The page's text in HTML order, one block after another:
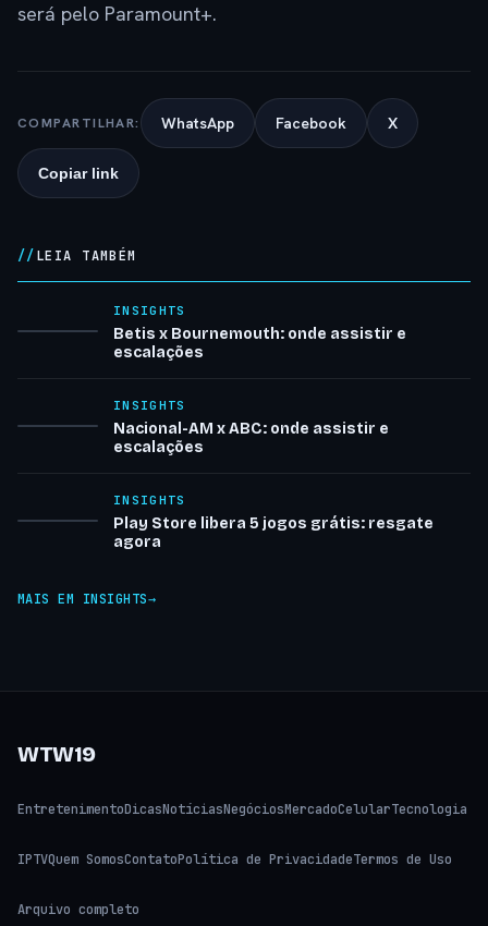
será pelo Paramount+.
COMPARTILHAR: WhatsApp Facebook X
Copiar link
LEIA TAMBÉM
INSIGHTS
Betis x Bournemouth: onde assistir e
escalações
INSIGHTS
Nacional-AM x ABC: onde assistir e
escalações
INSIGHTS
Play Store libera 5 jogos grátis: resgate
agora
MAIS EM INSIGHTS
WTW19
EntretenimentoDicasNotíciasNegóciosMercadoCelularTecnologia
IPTVQuem SomosContatoPolítica de PrivacidadeTermos de Uso
Arquivo completo